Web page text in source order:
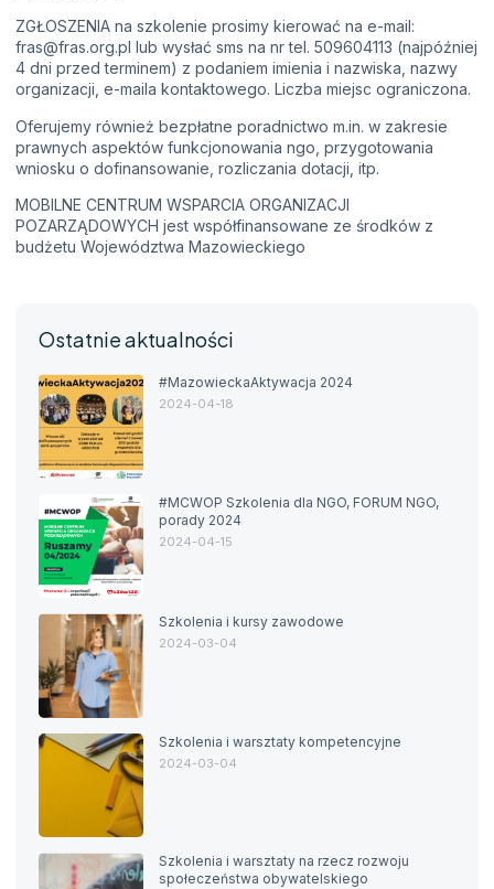
ZGŁOSZENIA na szkolenie prosimy kierować na e-mail:
fras@fras.org.pl lub wysłać sms na nr tel. 509604113 (najpóźniej
4 dni przed terminem) z podaniem imienia i nazwiska, nazwy
organizacji, e-maila kontaktowego. Liczba miejsc ograniczona.
Oferujemy również bezpłatne poradnictwo m.in. w zakresie
prawnych aspektów funkcjonowania ngo, przygotowania
wniosku o dofinansowanie, rozliczania dotacji, itp.
MOBILNE CENTRUM WSPARCIA ORGANIZACJI
POZARZĄDOWYCH jest współfinansowane ze środków z
budżetu Województwa Mazowieckiego
Ostatnie aktualności
#MazowieckaAktywacja 2024
2024-04-18
#MCWOP Szkolenia dla NGO, FORUM NGO,
porady 2024
2024-04-15
Szkolenia i kursy zawodowe
2024-03-04
Szkolenia i warsztaty kompetencyjne
2024-03-04
Szkolenia i warsztaty na rzecz rozwoju
społeczeństwa obywatelskiego